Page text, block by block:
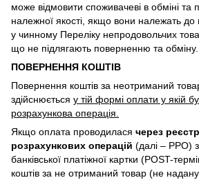
може відмовити споживачеві в обміні та
належної якості, якщо вони належать до
у чинному Переліку непродовольчих
що не підлягають поверненню та обміну.
ПОВЕРНЕННЯ КОШТІВ
Повернення коштів за неотриманий
здійснюється у тій формі оплати у якій
розрахункова операція.
Якщо оплата проводилася через
розрахункових операцій (далі – РРО)
банківської платіжної картки (POST-
коштів за не отриманий товар (не